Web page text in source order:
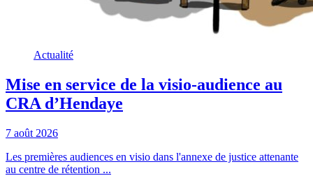
Actualité
Mise en service de la visio-audience au
CRA d’Hendaye
7 août 2026
Les premières audiences en visio dans l'annexe de justice attenante
au centre de rétention ...